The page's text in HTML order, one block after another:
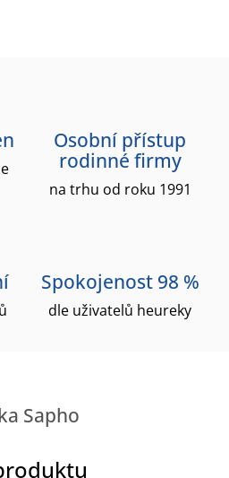
Osobní přístup
rodinné firmy
na trhu od roku 1991
Spokojenost 98 %
dle uživatelů heureky
Sapho